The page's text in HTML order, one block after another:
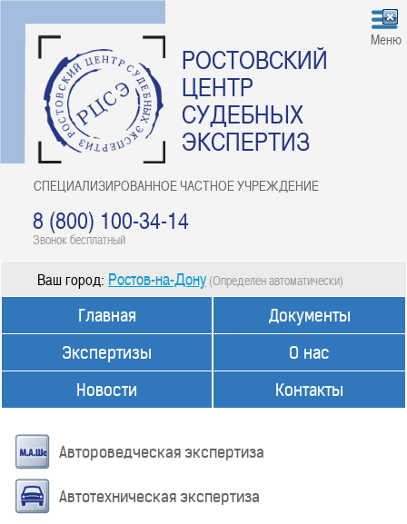
РОСТОВСКИЙ
ЦЕНТР
СУДЕБНЫХ
ЭКСПЕРТИЗ
СПЕЦИАЛИЗИРОВАННОЕ ЧАСТНОЕ УЧРЕЖДЕНИЕ
8 (800) 100-34-14
Звонок бесплатный
Меню
Ваш город: Ростов-на-Дону (Определен автоматически)
Главная
Экспертизы
Новости
Документы
О нас
Контакты
Автороведческая экспертиза
Автотехническая экспертиза